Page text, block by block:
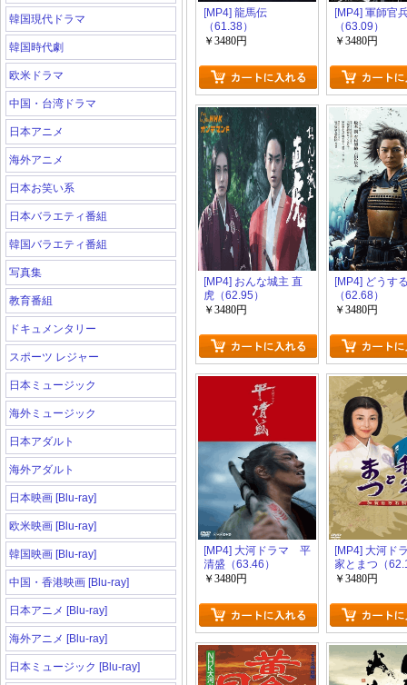
韓国現代ドラマ
韓国時代劇
欧米ドラマ
中国・台湾ドラマ
日本アニメ
海外アニメ
日本お笑い系
日本バラエティ番組
韓国バラエティ番組
写真集
教育番組
ドキュメンタリー
スポーツ レジャー
日本ミュージック
海外ミュージック
日本アダルト
海外アダルト
日本映画 [Blu-ray]
欧米映画 [Blu-ray]
韓国映画 [Blu-ray]
中国・香港映画 [Blu-ray]
日本アニメ [Blu-ray]
海外アニメ [Blu-ray]
日本ミュージック [Blu-ray]
[MP4] 龍馬伝
（61.38）
￥3480円
[MP4] 軍師官
（63.09）
￥3480円
[MP4] おんな城主 直
虎（62.95）
￥3480円
[MP4] どうす
（62.68）
￥3480円
[MP4] 大河ドラマ 平
清盛（63.46）
￥3480円
[MP4] 大河ド
家とまつ（
￥3480円